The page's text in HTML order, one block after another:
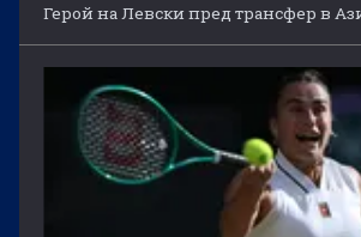
Герой на Левски пред трансфер в